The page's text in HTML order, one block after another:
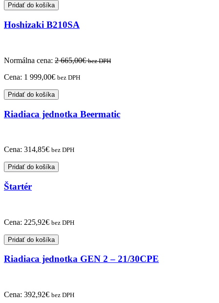
Pridať do košíka
Hoshizaki B210SA
Normálna cena: 2 665,00€ bez DPH
Cena: 1 999,00€ bez DPH
Pridať do košíka
Riadiaca jednotka Beermatic
Cena: 314,85€ bez DPH
Pridať do košíka
Štartér
Cena: 225,92€ bez DPH
Pridať do košíka
Riadiaca jednotka GEN 2 – 21/30CPE
Cena: 392,92€ bez DPH